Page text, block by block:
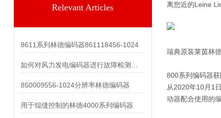
Relevant Articles
8611系列林德编码器861118456-1024
850009556-1024分辨率林德编码器
用于辊缝控制的林德4000系列编码器
离您近的Leine
瑞典原装莱茵林
800系列编码器
从2020年10月1
动器配合使用的